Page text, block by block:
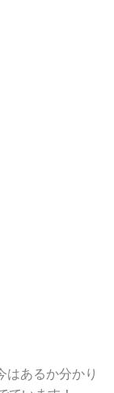
はあるか分かり